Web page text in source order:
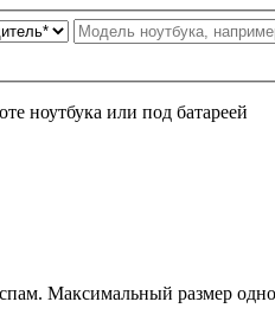
ноутбука или под батареей
Максимальный размер